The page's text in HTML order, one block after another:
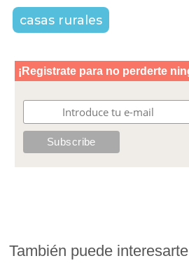
casas rurales
También puede interesarte